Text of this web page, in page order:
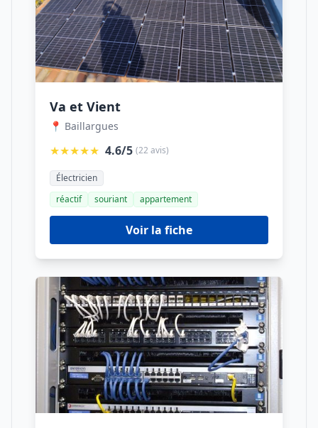
Va et Vient
📍 Baillargues
★★★★★ 4.6/5 (22 avis)
Électricien
réactif
souriant appartement
Voir la fiche